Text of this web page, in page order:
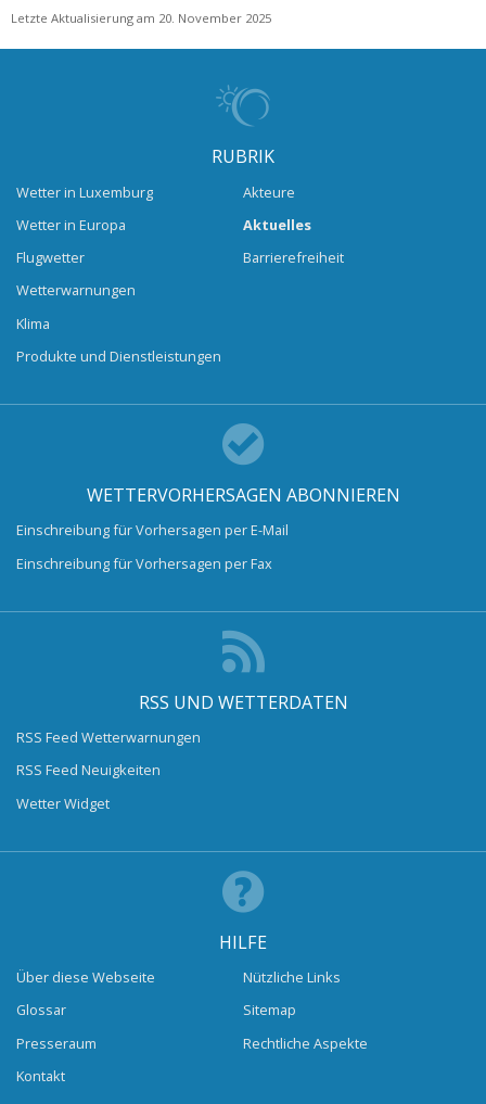
Letzte Aktualisierung am 20. November 2025
RUBRIK
Wetter in Luxemburg
Wetter in Europa
Flugwetter
Wetterwarnungen
Klima
Produkte und Dienstleistungen
Akteure
Aktuelles
Barrierefreiheit
WETTERVORHERSAGEN ABONNIEREN
Einschreibung für Vorhersagen per E-Mail
Einschreibung für Vorhersagen per Fax
RSS UND WETTERDATEN
RSS Feed Wetterwarnungen
RSS Feed Neuigkeiten
Wetter Widget
HILFE
Über diese Webseite
Glossar
Presseraum
Kontakt
Nützliche Links
Sitemap
Rechtliche Aspekte